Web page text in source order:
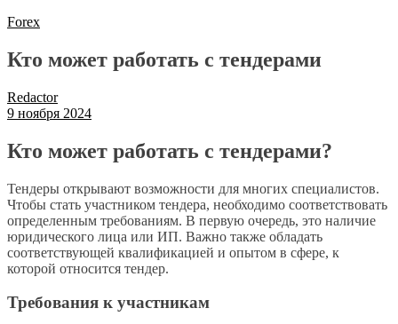
Forex
Кто может работать с тендерами
Redactor
9 ноября 2024
Кто может работать с тендерами?
Тендеры открывают возможности для многих специалистов.
Чтобы стать участником тендера, необходимо соответствовать
определенным требованиям. В первую очередь, это наличие
юридического лица или ИП. Важно также обладать
соответствующей квалификацией и опытом в сфере, к
которой относится тендер.
Требования к участникам